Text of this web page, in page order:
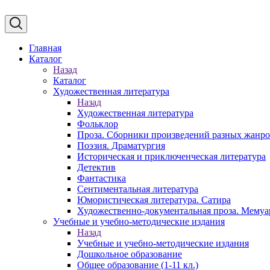
Главная
Каталог
Назад
Каталог
Художественная литература
Назад
Художественная литература
Фольклор
Проза. Сборники произведений разных
Поэзия. Драматургия
Историческая и приключенческая литература
Детектив
Фантастика
Сентиментальная литература
Юмористическая литература. Сатира
Художественно-документальная проза.
Учебные и учебно-методические издания
Назад
Учебные и учебно-методические издания
Дошкольное образование
Общее образование (1-11 кл.)